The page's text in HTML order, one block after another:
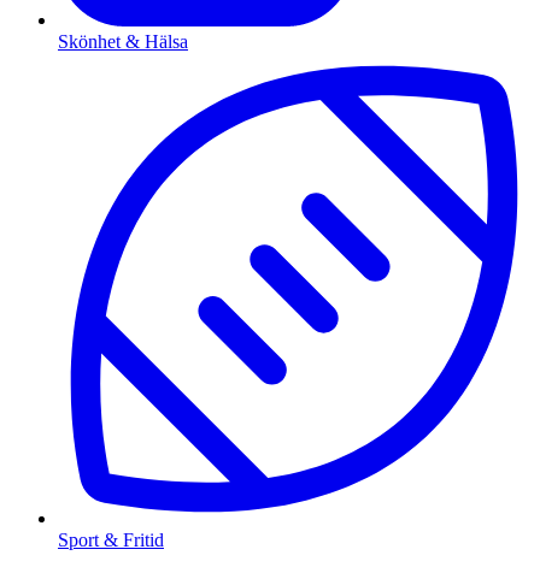
Skönhet & Hälsa
Sport & Fritid